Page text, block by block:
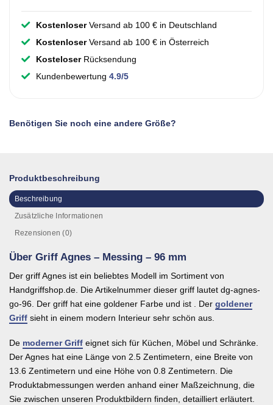
KostenloserVersand ab 100 € in Deutschland
KostenloserVersand ab 100 € in Österreich
Kosteloser Rücksendung
Kundenbewertung 4.9/5
Benötigen Sie noch eine andere Größe?
Produktbeschreibung
Beschreibung
Zusätzliche Informationen
Rezensionen (0)
Über Griff Agnes – Messing – 96 mm
Der griff Agnes ist ein beliebtes Modell im Sortiment von
Handgriffshop.de. Die Artikelnummer dieser griff lautet dg-agnes-
go-96. Der griff hat eine goldener Farbe und ist . Der goldener
Griff sieht in einem modern Interieur sehr schön aus.
De moderner Griff eignet sich für Küchen, Möbel und Schränke.
Der Agnes hat eine Länge von 2.5 Zentimetern, eine Breite von
13.6 Zentimetern und eine Höhe von 0.8 Zentimetern. Die
Produktabmessungen werden anhand einer Maßzeichnung, die
Sie zwischen unseren Produktbildern finden, detailliert erläutert.